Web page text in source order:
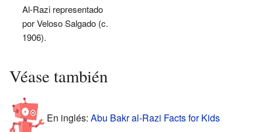
Al-Razi representado
por Veloso Salgado (c.
1906).
Véase también
En inglés: Abu Bakr al-Razi Facts for Kids